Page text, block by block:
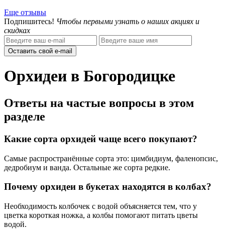
Еще отзывы
Подпишитесь! Чтобы первыми узнать о наших акциях и
скидках
Оставить свой e-mail
Орхидеи в Богородицке
Ответы на частые вопросы в этом
разделе
Какие сорта орхидей чаще всего покупают?
Самые распространённые сорта это: цимбидиум, фаленопсис,
дедробиум и ванда. Остальные же сорта редкие.
Почему орхидеи в букетах находятся в колбах?
Необходимость колбочек с водой объясняется тем, что у
цветка короткая ножка, а колбы помогают питать цветы
водой.